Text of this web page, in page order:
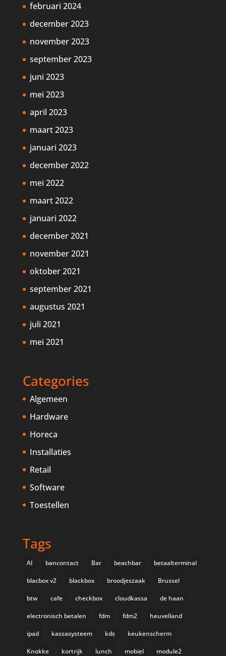
februari 2024
december 2023
november 2023
september 2023
juni 2023
mei 2023
april 2023
maart 2023
januari 2023
december 2022
mei 2022
maart 2022
januari 2022
december 2021
november 2021
oktober 2021
september 2021
augustus 2021
juli 2021
mei 2021
Categories
Algemeen
Hardware
Horeca
Installaties
Retail
Software
Toestellen
Tags
AI bancontact Bar beachbar betaalterminal
blacbox v2 blackbox broodjeszaak Brussel
btw cafe checkbox cloudkassa de haan
electronisch betalen fdm fdm2 heuvelland
ipad kassasysteem kds keukenscherm
Knokke kortrijk lunch mobiel module2